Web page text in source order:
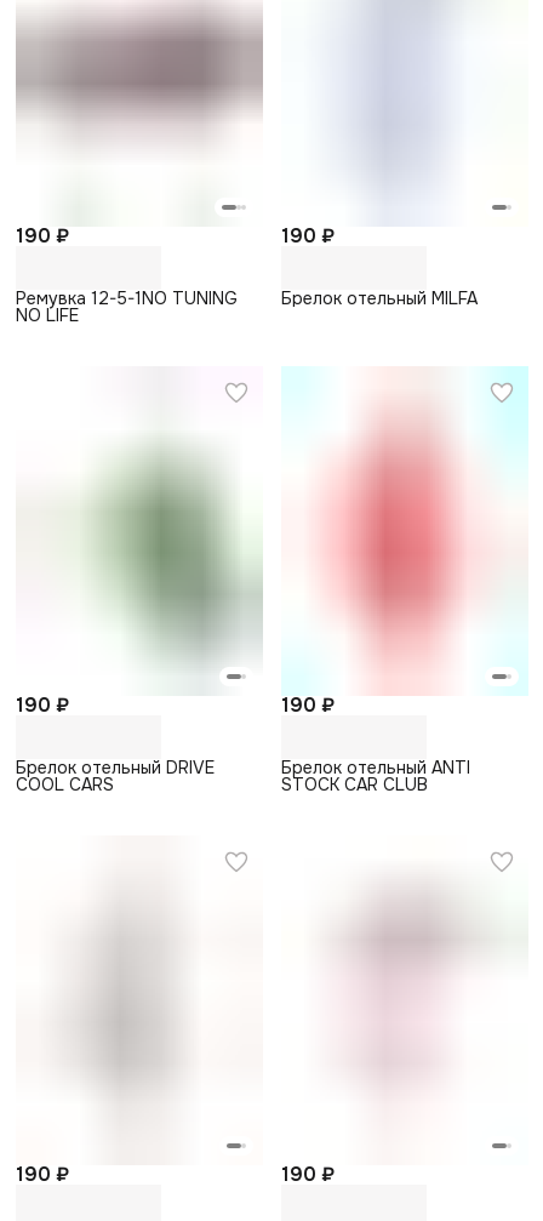
190 ₽
Ремувка 12-5-1NO TUNING
NO LIFE
190 ₽
Брелок отельный MILFA
190 ₽
Брелок отельный DRIVE
COOL CARS
190 ₽
Брелок отельный ANTI
STOCK CAR CLUB
190 ₽ 190 ₽